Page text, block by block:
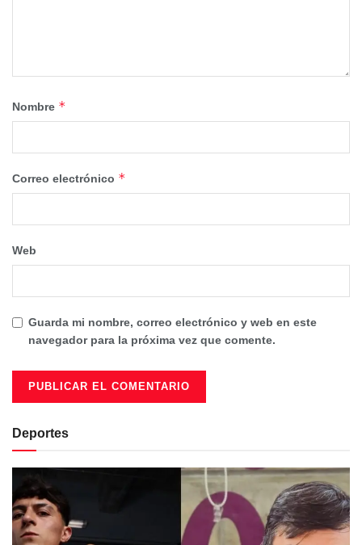
Nombre *
Correo electrónico *
Web
Guarda mi nombre, correo electrónico y web en este
navegador para la próxima vez que comente.
Deportes